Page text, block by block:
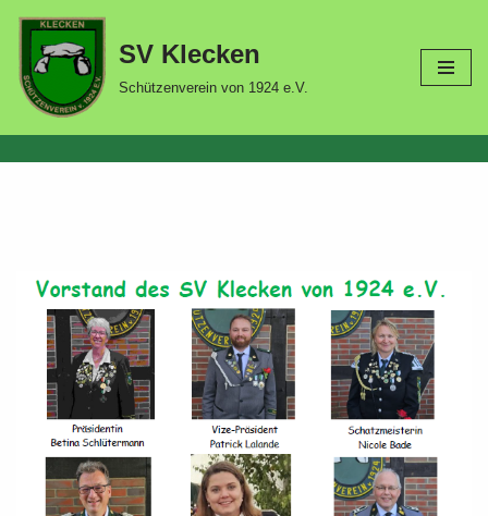
Zum
Inhalt
springen
SV Klecken
Schützenverein von 1924 e.V.